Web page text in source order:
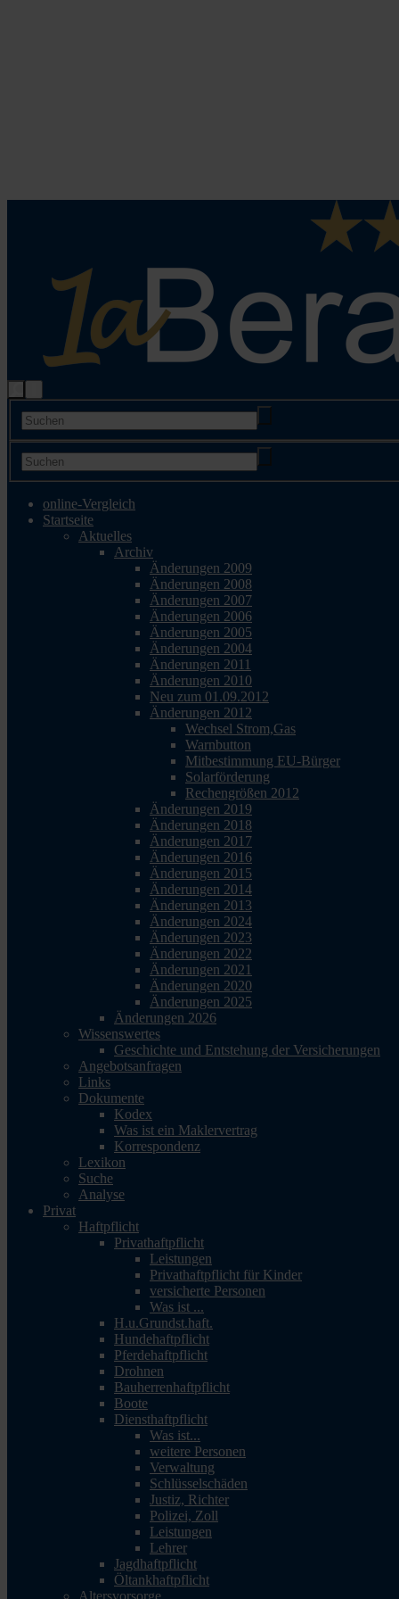
online-Vergleich
Startseite
Aktuelles
Archiv
Änderungen 2009
Änderungen 2008
Änderungen 2007
Änderungen 2006
Änderungen 2005
Änderungen 2004
Änderungen 2011
Änderungen 2010
Neu zum 01.09.2012
Änderungen 2012
Wechsel Strom,Gas
Warnbutton
Mitbestimmung EU-Bürger
Solarförderung
Rechengrößen 2012
Änderungen 2019
Änderungen 2018
Änderungen 2017
Änderungen 2016
Änderungen 2015
Änderungen 2014
Änderungen 2013
Änderungen 2024
Änderungen 2023
Änderungen 2022
Änderungen 2021
Änderungen 2020
Änderungen 2025
Änderungen 2026
Wissenswertes
Geschichte und Entstehung der Versicherungen
Angebotsanfragen
Links
Dokumente
Kodex
Was ist ein Maklervertrag
Korrespondenz
Lexikon
Suche
Analyse
Privat
Haftpflicht
Privathaftpflicht
Leistungen
Privathaftpflicht für Kinder
versicherte Personen
Was ist ...
H.u.Grundst.haft.
Hundehaftpflicht
Pferdehaftpflicht
Drohnen
Bauherrenhaftpflicht
Boote
Diensthaftpflicht
Was ist...
weitere Personen
Verwaltung
Schlüsselschäden
Justiz, Richter
Polizei, Zoll
Leistungen
Lehrer
Jagdhaftpflicht
Öltankhaftpflicht